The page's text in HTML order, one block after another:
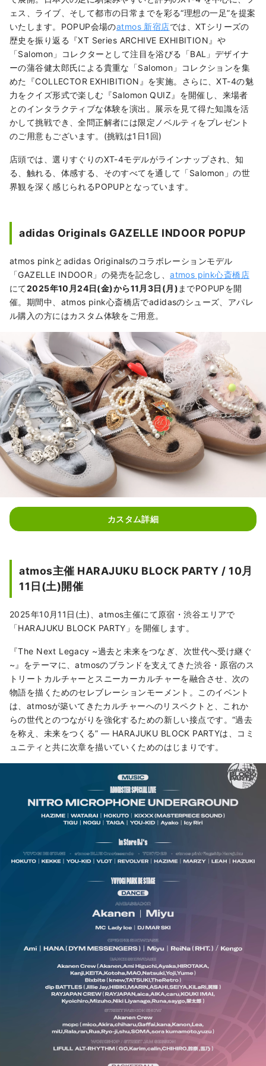
ェス、ライブ、そして都市の日常までを彩る“理想の一足”を提案
いたします。POPUP会場のatmos 新宿店では、XTシリーズの
歴史を振り返る『XT Series ARCHIVE EXHIBITION』や
「Salomon」コレクターとして注目を浴びる「BAL」デザイナ
ーの蒲谷健太郎氏による貴重な「Salomon」コレクションを集
めた『COLLECTOR EXHIBITION』を実施。さらに、XT-4の魅
力をクイズ形式で楽しむ『Salomon QUIZ』を開催し、来場者
とのインタラクティブな体験を演出。展示を見て得た知識を活
かして挑戦でき、全問正解者には限定ノベルティをプレゼント
のご用意もございます。(挑戦は1日1回)
店頭では、選りすぐりのXT-4モデルがラインナップされ、知
る、触れる、体感する、そのすべてを通して「Salomon」の世
界観を深く感じられるPOPUPとなっています。
adidas Originals GAZELLE INDOOR POPUP
atmos pinkとadidas Originalsのコラボレーションモデル
「GAZELLE INDOOR」の発売を記念し、atmos pink心斎橋店
にて2025年10月24日(金)から11月3日(月) までPOPUPを開
催。期間中、atmos pink心斎橋店でadidasのシューズ、アパレ
ル購入の方にはカスタム体験をご用意。
カスタム詳細
atmos主催 HARAJUKU BLOCK PARTY / 10月
11日(土)開催
2025年10月11日(土)、atmos主催にて原宿・渋谷エリアで
「HARAJUKU BLOCK PARTY」を開催します。
『The Next Legacy ~過去と未来をつなぎ、次世代へ受け継ぐ
~』をテーマに、atmosのブランドを支えてきた渋谷・原宿のス
トリートカルチャーとスニーカーカルチャーを融合させ、次の
物語を描くためのセレブレーションモーメント。このイベント
は、atmosが築いてきたカルチャーへのリスペクトと、これか
らの世代とのつながりを強化するための新しい接点です。“過去
を称え、未来をつくる” — HARAJUKU BLOCK PARTYは、コミ
ュニティと共に次章を描いていくためのはじまりです。